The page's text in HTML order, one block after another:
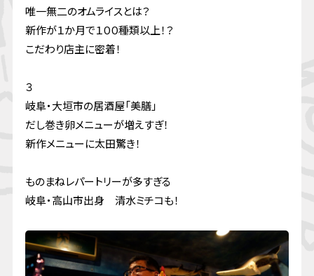
唯一無二のオムライスとは？
新作が１か月で１００種類以上！？
こだわり店主に密着！
３
岐阜・大垣市の居酒屋「美膳」
だし巻き卵メニューが増えすぎ！
新作メニューに太田驚き！
ものまねレパートリーが多すぎる
岐阜・高山市出身 清水ミチコも！